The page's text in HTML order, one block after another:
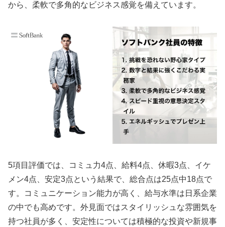
から、柔軟で多角的なビジネス感覚を備えています。
5項目評価では、コミュ力4点、給料4点、休暇3点、イケ
メン4点、安定3点という結果で、総合点は25点中18点で
す。コミュニケーション能力が高く、給与水準は日系企業
の中でも高めです。外見面ではスタイリッシュな雰囲気を
持つ社員が多く、安定性については積極的な投資や新規事